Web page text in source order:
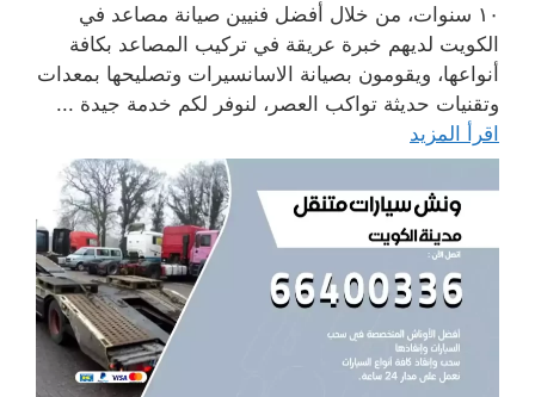
١٠ سنوات، من خلال أفضل فنيين صيانة مصاعد في
الكويت لديهم خبرة عريقة في تركيب المصاعد بكافة
أنواعها، ويقومون بصيانة الاسانسيرات وتصليحها بمعدات
وتقنيات حديثة تواكب العصر، لنوفر لكم خدمة جيدة ...
اقرأ المزيد